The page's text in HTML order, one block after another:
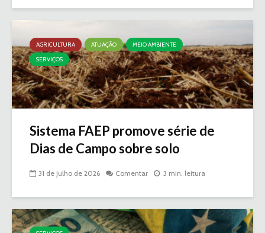
AGRICULTURA ATUAÇÃO
MEIO AMBIENTE
SERVIÇOS
Sistema FAEP promove série de
Dias de Campo sobre solo
31 de julho de 2026 Comentar 3 min. leitura